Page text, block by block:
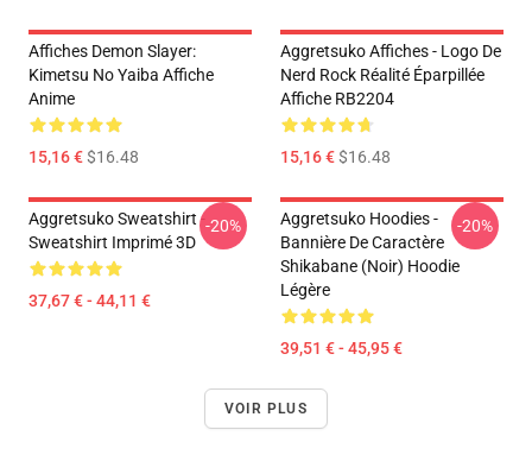
Affiches Demon Slayer:
Kimetsu No Yaiba Affiche
Anime
15,16 €$16.48
Aggretsuko Affiches - Logo De
Nerd Rock Réalité Éparpillée
Affiche RB2204
15,16 €$16.48
Aggretsuko Sweatshirt -
Sweatshirt Imprimé 3D
37,67 € - 44,11 €
-20%
Aggretsuko Hoodies -
Bannière De Caractère
Shikabane (noir) Hoodie
Légère
39,51 € - 45,95 €
-20%
VOIR PLUS